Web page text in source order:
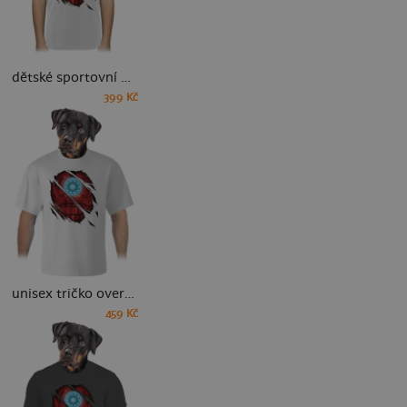
dětské sportovní tričko
399 Kč
unisex tričko oversized
459 Kč